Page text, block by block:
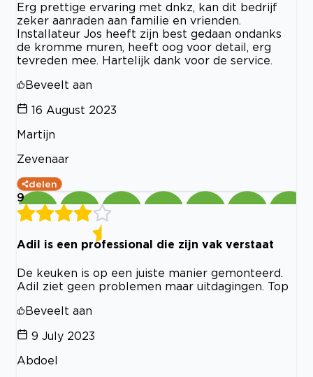
Erg prettige ervaring met dnkz, kan dit bedrijf
zeker aanraden aan familie en vrienden.
Installateur Jos heeft zijn best gedaan ondanks
de kromme muren, heeft oog voor detail, erg
tevreden mee. Hartelijk dank voor de service.
Beveelt aan
16 August 2023
Martijn
Zevenaar
delen
9
Adil is een professional die zijn vak verstaat
De keuken is op een juiste manier gemonteerd.
Adil ziet geen problemen maar uitdagingen. Top
Beveelt aan
9 July 2023
Abdoel